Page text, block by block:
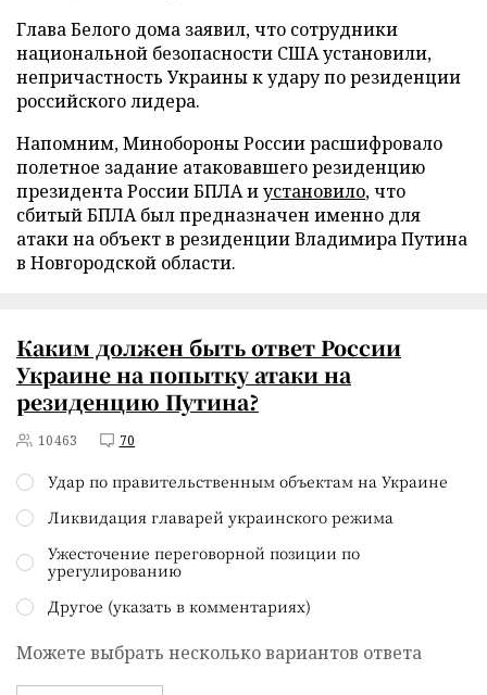
Глава Белого дома заявил, что сотрудники
национальной безопасности США установили,
непричастность Украины к удару по резиденции
российского лидера.
Напомним, Минобороны России расшифровало
полетное задание атаковавшего резиденцию
президента России БПЛА иустановило, что
сбитый БПЛА был предназначен именно для
атаки на объект в резиденции Владимира Путина
в Новгородской области.
Каким должен быть ответ России
Украине на попытку атаки на
резиденцию Путина?
10463 70
Удар по правительственным объектам на Украине
Ликвидация главарей украинского режима
Ужесточение переговорной позиции по
урегулированию
Другое (указать в комментариях)
Можете выбрать несколько вариантов ответа